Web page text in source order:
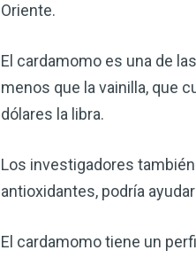
Oriente.
El cardamomo es una de
menos que la vainilla, que
dólares la libra.
Los investigadores
antioxidantes, podría
El cardamomo tiene un